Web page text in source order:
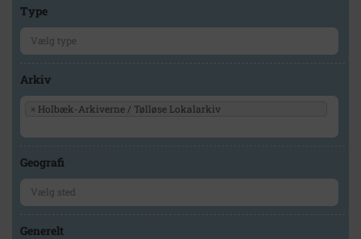
Type
Arkiv
× Holbæk-Arkiverne / Tølløse Lokalarkiv
Geografi
Generelt